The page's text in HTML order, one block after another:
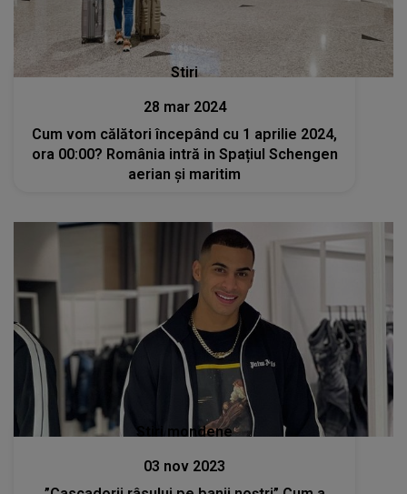
Stiri
28 mar 2024
Cum vom călători începând cu 1 aprilie 2024,
ora 00:00? România intră in Spațiul Schengen
aerian și maritim
Stiri mondene
03 nov 2023